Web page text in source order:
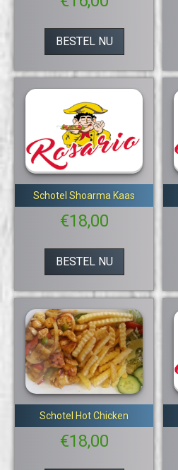
BESTEL NU
Schotel Shoarma Kaas
€18,00
BESTEL NU
Schotel Hot Chicken
€18,00